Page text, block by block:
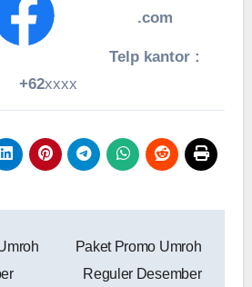
.com
Telp kantor :
+62xxxx
Paket Promo Umroh
Reguler Desember